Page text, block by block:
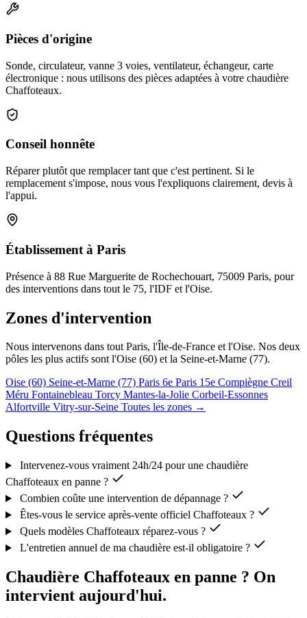
Pièces d'origine
Sonde, circulateur, vanne 3 voies, ventilateur, échangeur, carte
électronique : nous utilisons des pièces adaptées à votre chaudière
Chaffoteaux.
Conseil honnête
Réparer plutôt que remplacer tant que c'est pertinent. Si le
remplacement s'impose, nous vous l'expliquons clairement, devis à
l'appui.
Établissement à Paris
Présence à 88 Rue Marguerite de Rochechouart, 75009 Paris, pour
des interventions dans tout le 75, l'IDF et l'Oise.
Zones d'intervention
Nous intervenons dans tout Paris, l'Île-de-France et l'Oise. Nos deux
pôles les plus actifs sont l'Oise (60) et la Seine-et-Marne (77).
Oise (60) Seine-et-Marne (77) Paris 6e Paris 15e Compiègne Creil
Méru Fontainebleau Torcy Mantes-la-Jolie Corbeil-Essonnes
Alfortville Vitry-sur-Seine Toutes les zones →
Questions fréquentes
Intervenez-vous vraiment 24h/24 pour une chaudière
Chaffoteaux en panne ?
Combien coûte une intervention de dépannage ?
Êtes-vous le service après-vente officiel Chaffoteaux ?
Quels modèles Chaffoteaux réparez-vous ?
L'entretien annuel de ma chaudière est-il obligatoire ?
Chaudière Chaffoteaux en panne ? On
intervient aujourd'hui.